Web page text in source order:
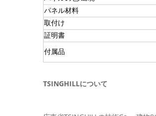
パネル材料
取付け
証明書
付属品
TSINGHILLについて